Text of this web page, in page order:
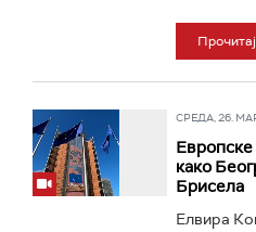
Прочитај
СРЕДА, 26.
Европске
како
Брисела
Елвира